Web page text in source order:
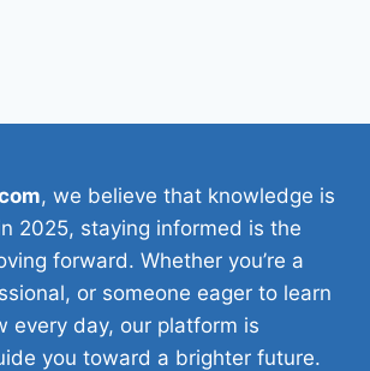
, we believe that knowledge is
2025, staying informed is the
forward. Whether you’re a
or someone eager to learn
every day, our platform is
you toward a brighter future.